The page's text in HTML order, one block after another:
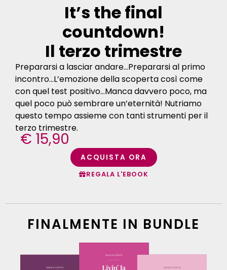
It’s the final
countdown!
Il terzo trimestre
Prepararsi a lasciar andare…Prepararsi al primo
incontro…L’emozione della scoperta così come
con quel test positivo…Manca davvero poco, ma
quel poco può sembrare un’eternità! Nutriamo
questo tempo assieme con tanti strumenti per il
terzo trimestre.
€ 15,90
ACQUISTA ORA
REGALA L'EBOOK
FINALMENTE IN BUNDLE